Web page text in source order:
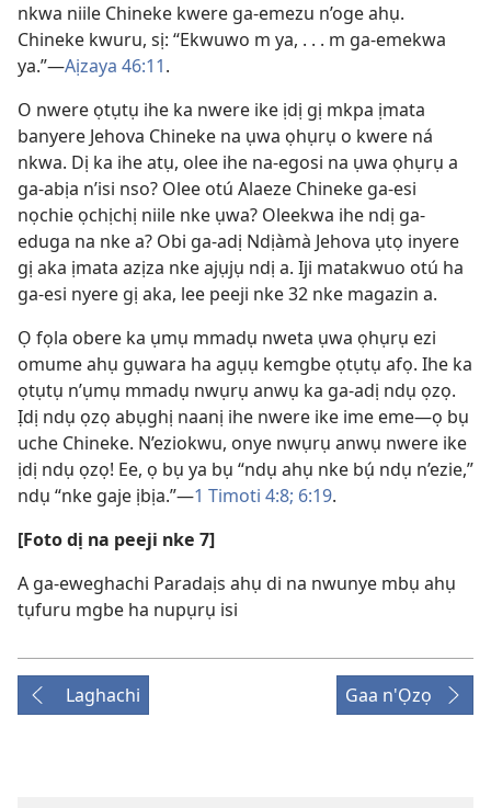
nkwa niile Chineke kwere ga-emezu n’oge ahụ.
Chineke kwuru, sị: “Ekwuwo m ya, . . . m ga-emekwa
ya.”—Aịzaya 46:11.
O nwere ọtụtụ ihe ka nwere ike ịdị gị mkpa ịmata
banyere Jehova Chineke na ụwa ọhụrụ o kwere ná
nkwa. Dị ka ihe atụ, olee ihe na-egosi na ụwa ọhụrụ a
ga-abịa n’isi nso? Olee otú Alaeze Chineke ga-esi
nọchie ọchịchị niile nke ụwa? Oleekwa ihe ndị ga-
eduga na nke a? Obi ga-adị Ndịàmà Jehova ụtọ inyere
gị aka ịmata azịza nke ajụjụ ndị a. Iji matakwuo otú ha
ga-esi nyere gị aka, lee peeji nke 32 nke magazin a.
Ọ fọla obere ka ụmụ mmadụ nweta ụwa ọhụrụ ezi
omume ahụ gụwara ha agụụ kemgbe ọtụtụ afọ. Ihe ka
ọtụtụ n’ụmụ mmadụ nwụrụ anwụ ka ga-adị ndụ ọzọ.
Ịdị ndụ ọzọ abụghị naanị ihe nwere ike ime eme—ọ bụ
uche Chineke. N’eziokwu, onye nwụrụ anwụ nwere ike
ịdị ndụ ọzọ! Ee, ọ bụ ya bụ “ndụ ahụ nke bụ́ ndụ n’ezie,”
ndụ “nke gaje ịbịa.”—1 Timoti 4:8; 6:19.
[Foto dị na peeji nke 7]
A ga-eweghachi Paradaịs ahụ di na nwunye mbụ ahụ
tụfuru mgbe ha nupụrụ isi
Laghachi Gaa n'Ọzọ